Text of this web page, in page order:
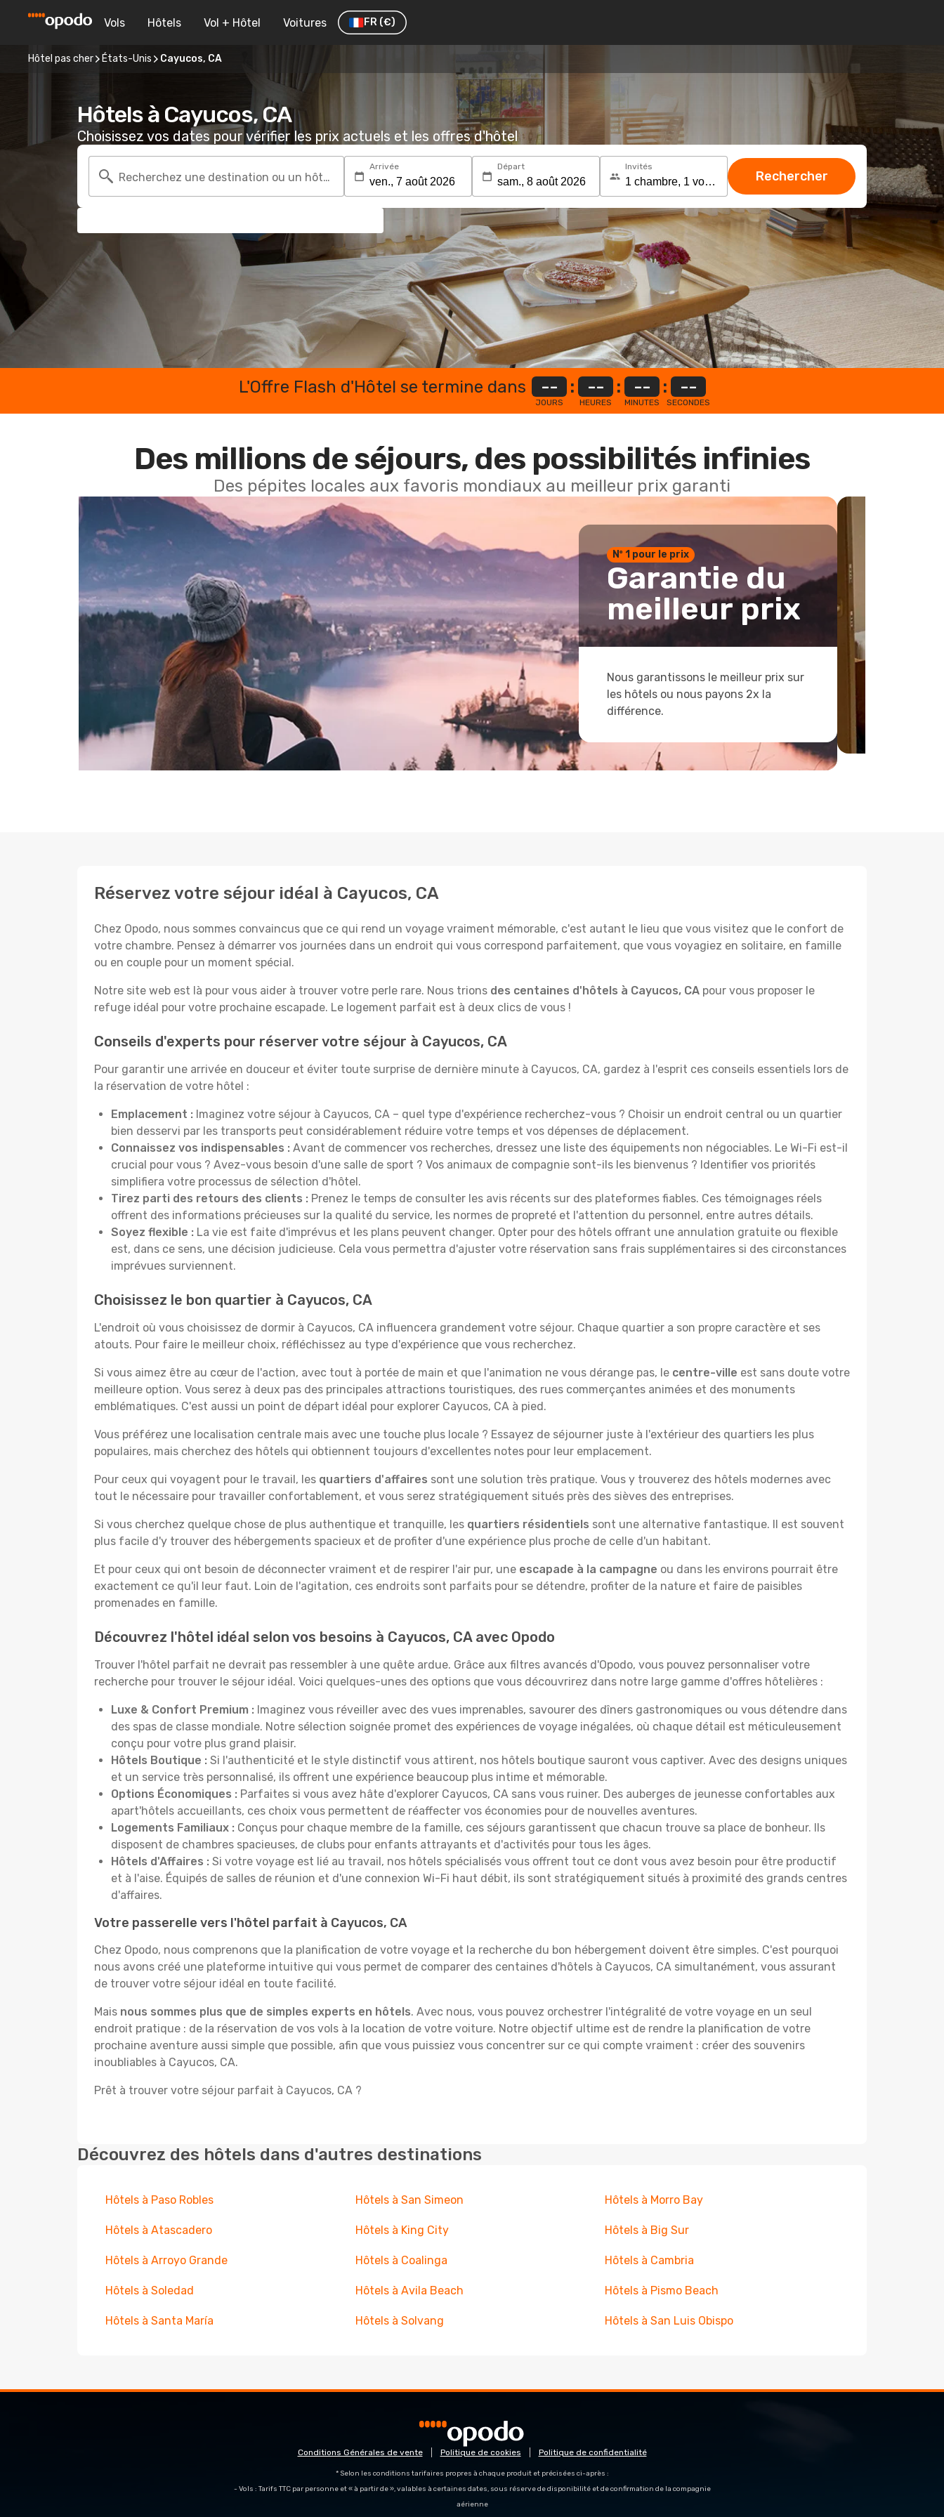
Vols Hôtels Vol + Hôtel Voitures FR (€)
Hôtel pas cher États-Unis Cayucos, CA
Hôtels à Cayucos, CA
Choisissez vos dates pour vérifier les prix actuels et les offres d'hôtel
Recherchez une destination ou un hôtel
Arrivée Départ Invités
Rechercher
L'Offre Flash d'Hôtel se termine dans --
JOURS
: --
HEURES
: --
MINUTES
: --
SECONDES
Des millions de séjours, des possibilités infinies
Des pépites locales aux favoris mondiaux au meilleur prix garanti
Nº 1 pour le prix
Garantie du
meilleur prix
Nous garantissons le meilleur prix sur
les hôtels ou nous payons 2x la
différence.
Réservez votre séjour idéal à Cayucos, CA
Chez Opodo, nous sommes convaincus que ce qui rend un voyage vraiment mémorable, c'est autant le lieu que vous visitez que le confort de
votre chambre. Pensez à démarrer vos journées dans un endroit qui vous correspond parfaitement, que vous voyagiez en solitaire, en famille
ou en couple pour un moment spécial.
Notre site web est là pour vous aider à trouver votre perle rare. Nous trions des centaines d'hôtels à Cayucos, CA pour vous proposer le
refuge idéal pour votre prochaine escapade. Le logement parfait est à deux clics de vous !
Conseils d'experts pour réserver votre séjour à Cayucos, CA
Pour garantir une arrivée en douceur et éviter toute surprise de dernière minute à Cayucos, CA, gardez à l'esprit ces conseils essentiels lors de
la réservation de votre hôtel :
Emplacement : Imaginez votre séjour à Cayucos, CA – quel type d'expérience recherchez-vous ? Choisir un endroit central ou un quartier
bien desservi par les transports peut considérablement réduire votre temps et vos dépenses de déplacement.
Connaissez vos indispensables : Avant de commencer vos recherches, dressez une liste des équipements non négociables. Le Wi-Fi est-il
crucial pour vous ? Avez-vous besoin d'une salle de sport ? Vos animaux de compagnie sont-ils les bienvenus ? Identifier vos priorités
simplifiera votre processus de sélection d'hôtel.
Tirez parti des retours des clients : Prenez le temps de consulter les avis récents sur des plateformes fiables. Ces témoignages réels
offrent des informations précieuses sur la qualité du service, les normes de propreté et l'attention du personnel, entre autres détails.
Soyez flexible : La vie est faite d'imprévus et les plans peuvent changer. Opter pour des hôtels offrant une annulation gratuite ou flexible
est, dans ce sens, une décision judicieuse. Cela vous permettra d'ajuster votre réservation sans frais supplémentaires si des circonstances
imprévues surviennent.
Choisissez le bon quartier à Cayucos, CA
L'endroit où vous choisissez de dormir à Cayucos, CA influencera grandement votre séjour. Chaque quartier a son propre caractère et ses
atouts. Pour faire le meilleur choix, réfléchissez au type d'expérience que vous recherchez.
Si vous aimez être au cœur de l'action, avec tout à portée de main et que l'animation ne vous dérange pas, le centre-ville est sans doute votre
meilleure option. Vous serez à deux pas des principales attractions touristiques, des rues commerçantes animées et des monuments
emblématiques. C'est aussi un point de départ idéal pour explorer Cayucos, CA à pied.
Vous préférez une localisation centrale mais avec une touche plus locale ? Essayez de séjourner juste à l'extérieur des quartiers les plus
populaires, mais cherchez des hôtels qui obtiennent toujours d'excellentes notes pour leur emplacement.
Pour ceux qui voyagent pour le travail, les quartiers d'affaires sont une solution très pratique. Vous y trouverez des hôtels modernes avec
tout le nécessaire pour travailler confortablement, et vous serez stratégiquement situés près des sièves des entreprises.
Si vous cherchez quelque chose de plus authentique et tranquille, les quartiers résidentiels sont une alternative fantastique. Il est souvent
plus facile d'y trouver des hébergements spacieux et de profiter d'une expérience plus proche de celle d'un habitant.
Et pour ceux qui ont besoin de déconnecter vraiment et de respirer l'air pur, une escapade à la campagne ou dans les environs pourrait être
exactement ce qu'il leur faut. Loin de l'agitation, ces endroits sont parfaits pour se détendre, profiter de la nature et faire de paisibles
promenades en famille.
Découvrez l'hôtel idéal selon vos besoins à Cayucos, CA avec Opodo
Trouver l'hôtel parfait ne devrait pas ressembler à une quête ardue. Grâce aux filtres avancés d'Opodo, vous pouvez personnaliser votre
recherche pour trouver le séjour idéal. Voici quelques-unes des options que vous découvrirez dans notre large gamme d'offres hôtelières :
Luxe & Confort Premium : Imaginez vous réveiller avec des vues imprenables, savourer des dîners gastronomiques ou vous détendre dans
des spas de classe mondiale. Notre sélection soignée promet des expériences de voyage inégalées, où chaque détail est méticuleusement
conçu pour votre plus grand plaisir.
Hôtels Boutique : Si l'authenticité et le style distinctif vous attirent, nos hôtels boutique sauront vous captiver. Avec des designs uniques
et un service très personnalisé, ils offrent une expérience beaucoup plus intime et mémorable.
Options Économiques : Parfaites si vous avez hâte d'explorer Cayucos, CA sans vous ruiner. Des auberges de jeunesse confortables aux
apart'hôtels accueillants, ces choix vous permettent de réaffecter vos économies pour de nouvelles aventures.
Logements Familiaux : Conçus pour chaque membre de la famille, ces séjours garantissent que chacun trouve sa place de bonheur. Ils
disposent de chambres spacieuses, de clubs pour enfants attrayants et d'activités pour tous les âges.
Hôtels d'Affaires : Si votre voyage est lié au travail, nos hôtels spécialisés vous offrent tout ce dont vous avez besoin pour être productif
et à l'aise. Équipés de salles de réunion et d'une connexion Wi-Fi haut débit, ils sont stratégiquement situés à proximité des grands centres
d'affaires.
Votre passerelle vers l'hôtel parfait à Cayucos, CA
Chez Opodo, nous comprenons que la planification de votre voyage et la recherche du bon hébergement doivent être simples. C'est pourquoi
nous avons créé une plateforme intuitive qui vous permet de comparer des centaines d'hôtels à Cayucos, CA simultanément, vous assurant
de trouver votre séjour idéal en toute facilité.
Mais nous sommes plus que de simples experts en hôtels. Avec nous, vous pouvez orchestrer l'intégralité de votre voyage en un seul
endroit pratique : de la réservation de vos vols à la location de votre voiture. Notre objectif ultime est de rendre la planification de votre
prochaine aventure aussi simple que possible, afin que vous puissiez vous concentrer sur ce qui compte vraiment : créer des souvenirs
inoubliables à Cayucos, CA.
Prêt à trouver votre séjour parfait à Cayucos, CA ?
Découvrez des hôtels dans d'autres destinations
Hôtels à Paso Robles Hôtels à San Simeon Hôtels à Morro Bay
Hôtels à Atascadero Hôtels à King City Hôtels à Big Sur
Hôtels à Arroyo Grande Hôtels à Coalinga Hôtels à Cambria
Hôtels à Soledad Hôtels à Avila Beach Hôtels à Pismo Beach
Hôtels à Santa María Hôtels à Solvang Hôtels à San Luis Obispo
Conditions Générales de vente Politique de cookies Politique de confidentialité
* Selon les conditions tarifaires propres à chaque produit et précisées ci-après :
- Vols : Tarifs TTC par personne et « à partir de », valables à certaines dates, sous réserve de disponibilité et de confirmation de la compagnie
aérienne